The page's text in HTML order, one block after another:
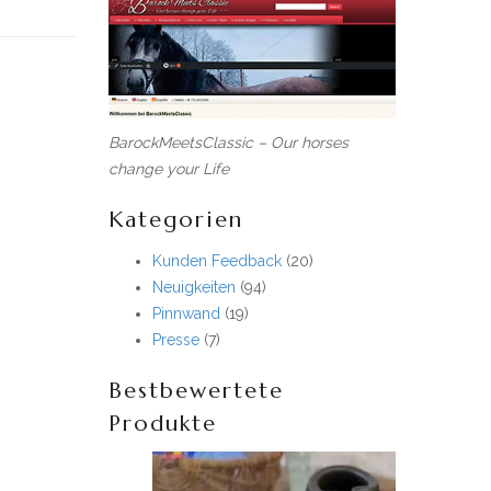
BarockMeetsClassic – Our horses
change your Life
Kategorien
Kunden Feedback(20)
Neuigkeiten (94)
Pinnwand (19)
Presse(7)
Bestbewertete
Produkte